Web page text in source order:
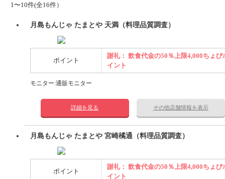
1〜10件(全16件）
月島もんじゃ たまとや 天満（料理品質調査）
ポイント
謝礼： 飲食代金の50％上限4,000ちょび
イント
モニター:通販モニター
詳細を見る その他店舗情報を表示
月島もんじゃ たまとや 宮崎橘通（料理品質調査）
ポイント
謝礼： 飲食代金の50％上限4,000ちょび
イント